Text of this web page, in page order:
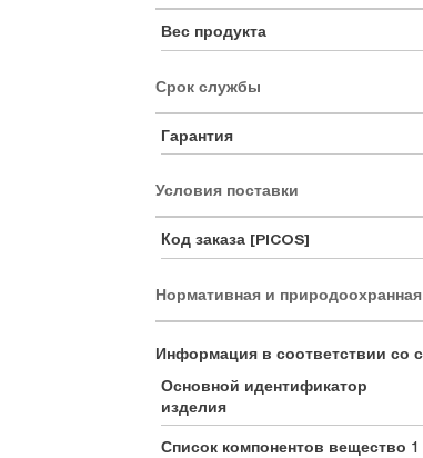
Вес продукта
Срок службы
Гарантия
Условия поставки
Код заказа [PICOS]
Нормативная и
Информация в соответствии со
Основной идентификатор
изделия
Список компонентов вещество 1